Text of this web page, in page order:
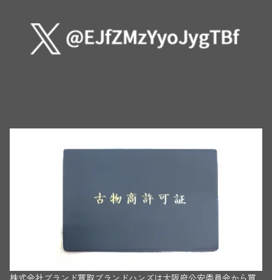
株式会社ブランド買取ブランドハンズは大阪府公安委員会から買